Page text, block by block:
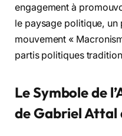
engagement à
le paysage politique,
mouvement «
partis politiques
Le Symbole de
de Gabriel Attal